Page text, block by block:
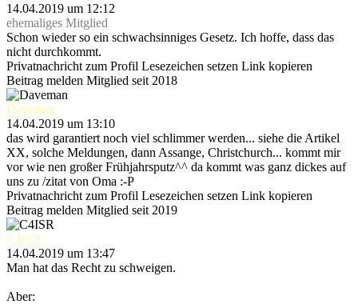
14.04.2019 um 12:12
ehemaliges Mitglied
Schon wieder so ein schwachsinniges Gesetz. Ich hoffe, dass das
nicht durchkommt.
Privatnachricht zum Profil Lesezeichen setzen Link kopieren
Beitrag melden Mitglied seit 2018
Daveman
14.04.2019 um 13:10
das wird garantiert noch viel schlimmer werden... siehe die Artikel
XX, solche Meldungen, dann Assange, Christchurch... kommt mir
vor wie nen großer Frühjahrsputz^^ da kommt was ganz dickes auf
uns zu /zitat von Oma :-P
Privatnachricht zum Profil Lesezeichen setzen Link kopieren
Beitrag melden Mitglied seit 2019
C4ISR
14.04.2019 um 13:47
Man hat das Recht zu schweigen.
Aber: